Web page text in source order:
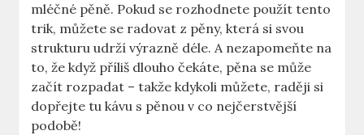
mléčné pěně. Pokud se rozhodnete použít tento
⁢trik, můžete se ⁤radovat​ z pěny, která ​si svou
strukturu udrží výrazně déle. A nezapomeňte na
to,⁤ že když příliš dlouho čekáte, pěna se může
začít rozpadat – takže kdykoli můžete, raději ‍si
dopřejte tu kávu s pěnou v ⁢co nejčerstvější
podobě!